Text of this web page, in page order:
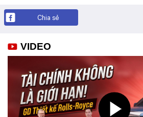
Chia sẻ
VIDEO